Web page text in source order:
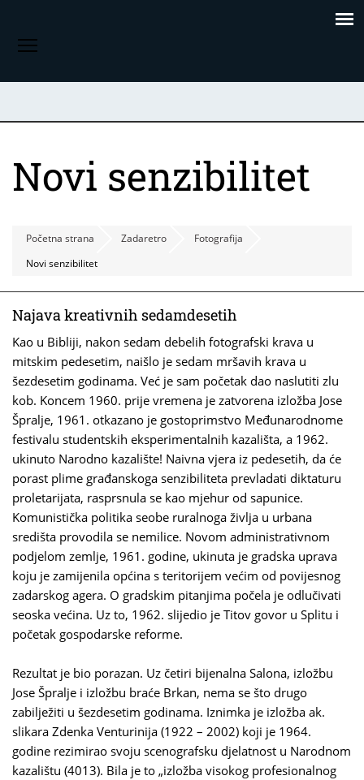
glavni
Novi senzibilitet
Početna strana Zadaretro
Fotografija
Novi senzibilitet
Najava kreativnih sedamdesetih
Kao u Bibliji, nakon sedam debelih fotografski krava u
mitskim pedesetim, naišlo je sedam mršavih krava u
šezdesetim godinama. Već je sam početak dao naslutiti zlu
kob. Koncem 1960. prije vremena je zatvorena izložba Jose
Špralje, 1961. otkazano je gostoprimstvo Međunarodnome
festivalu studentskih eksperimentalnih kazališta, a 1962.
ukinuto Narodno kazalište! Naivna vjera iz pedesetih, da će
porast plime građanskoga senzibiliteta prevladati diktaturu
proletarijata, rasprsnula se kao mjehur od sapunice.
Komunistička politika seobe ruralnoga življa u urbana
središta provodila se nemilice. Novom administrativnom
podjelom zemlje, 1961. godine, ukinuta je gradska uprava
koju je zamijenila općina s teritorijem većim od povijesnog
zadarskog agera. O gradskim pitanjima počela je odlučivati
seoska većina. Uz to, 1962. slijedio je Titov govor u Splitu i
početak gospodarske reforme.
Rezultat je bio porazan. Uz četiri bijenalna Salona, izložbu
Jose Špralje i izložbu braće Brkan, nema se što drugo
zabilježiti u šezdesetim godinama. Iznimka je izložba ak.
slikara Zdenka Venturinija (1922 – 2002) koji je 1964.
godine rezimirao svoju scenografsku djelatnost u Narodnom
kazalištu (4013). Bila je to „izložba visokog profesionalnog